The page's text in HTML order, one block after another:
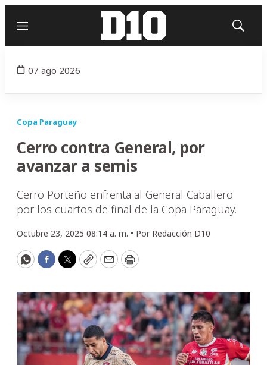
Menú
Mostrar
07 ago 2026
Copa Paraguay
Cerro contra General, por
avanzar a semis
Cerro Porteño enfrenta al General Caballero
por los cuartos de final de la Copa Paraguay.
Octubre 23, 2025 08:14 a. m. • Por Redacción D10
WhatsApp
Facebook
Twitter
CopyEmailPrint